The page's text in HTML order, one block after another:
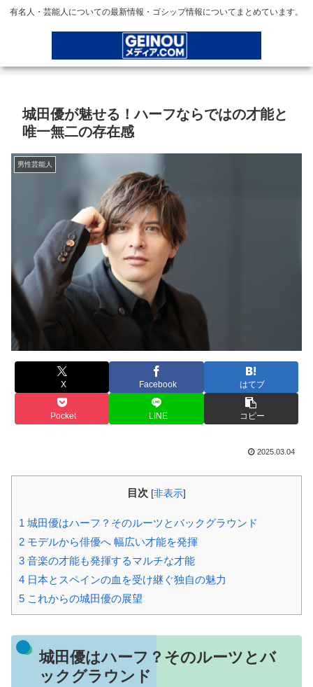
有名人・芸能人についての最新情報・ゴシップ情報についてまとめています。
城田優が魅せる！ハーフならではの才能と
唯一無二の存在感
男性芸能人
X Facebook はてブ
Pocket LINE コピー
2025.03.04
目次 [非表示]
1 城田優はハーフ？そのルーツとバックグラウンド
2 モデルから俳優へ 幅広い才能を発揮
3 音楽の才能も発揮するマルチな才能
4 日本とスペインの血を受け継ぐ独自の魅力
5 これからの城田優の展望
城田優はハーフ？そのルーツとバ
ックグラウンド